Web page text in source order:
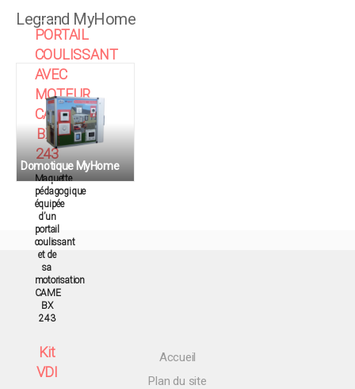
PORTAIL
COULISSANT
AVEC
MOTEUR
CAME
BX-
243
Maquette
pédagogique
équipée
d’un
portail
coulissant
et de
sa
motorisation
CAME
BX
243
Kit
VDI
Legrand MyHome
Domotique MyHome
Accueil
Plan du site